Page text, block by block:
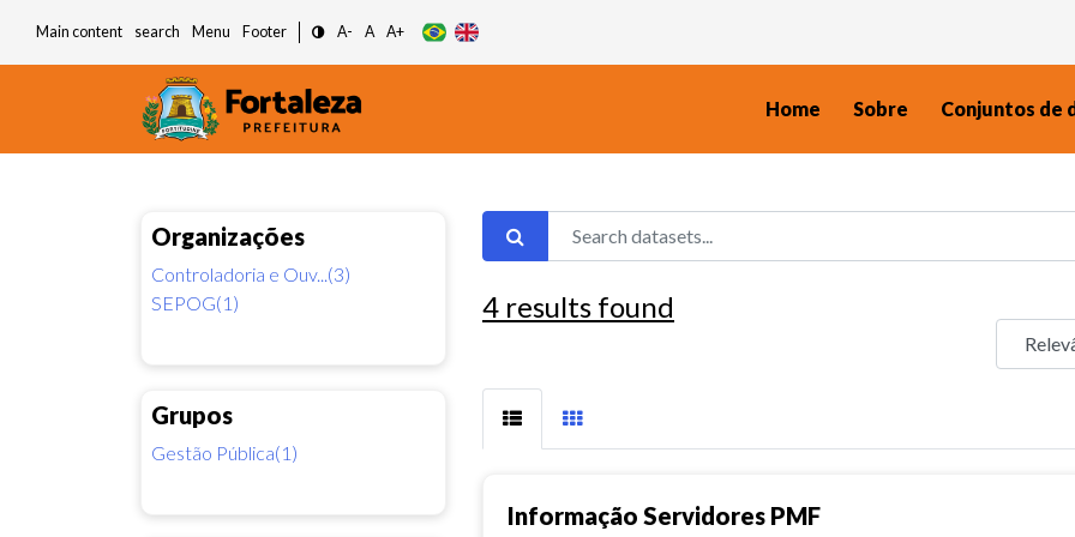
Main content search Menu Footer A- A A+
Home Sobre Conjuntos de
Organizações
Controladoria e Ouv...(3)
SEPOG(1)
Grupos
Gestão Pública(1)
4 results found
Informação Servidores PMF